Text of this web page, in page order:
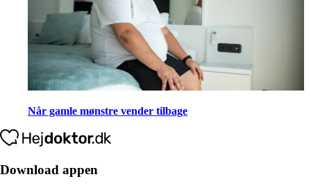
Når gamle mønstre vender tilbage
Download appen